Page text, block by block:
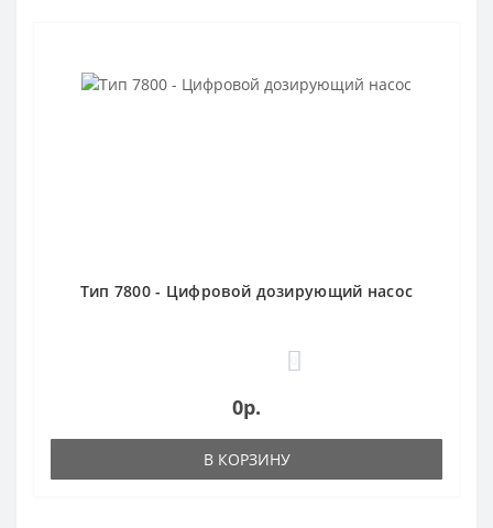
Тип 7800 - Цифровой дозирующий насос
0р.
В КОРЗИНУ